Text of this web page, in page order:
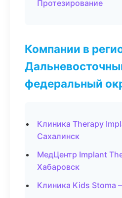
Протезирование
Компании в
федеральный
Клиника Therapy
Сахалинск
МедЦентр Implant
Хабаровск
Клиника Kids Stoma